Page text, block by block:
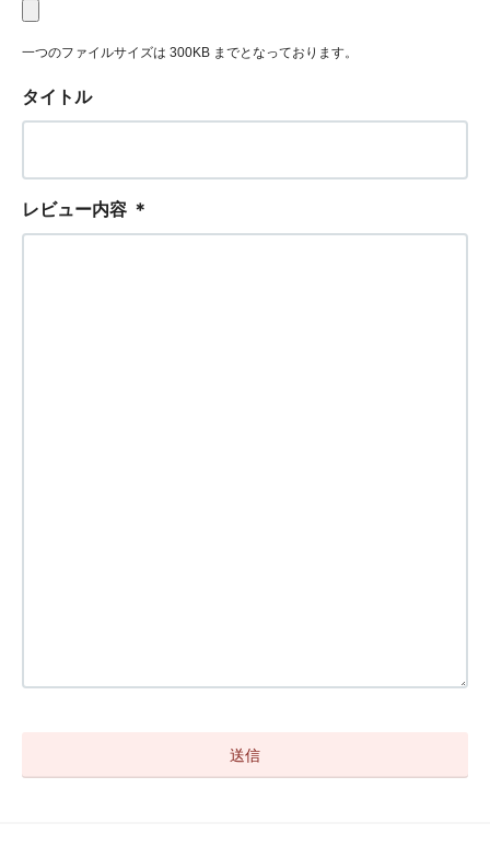
一つのファイルサイズは 300KB までとなっております。
タイトル
レビュー内容 ＊